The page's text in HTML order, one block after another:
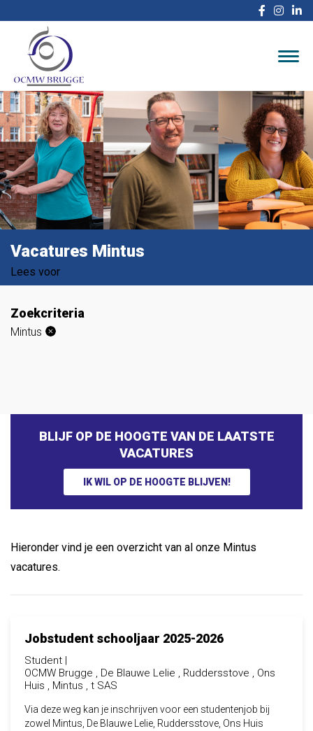
Vacatures Mintus
Lees voor
Zoekcriteria
Mintus
BLIJF OP DE HOOGTE VAN DE LAATSTE
VACATURES
IK WIL OP DE HOOGTE BLIJVEN!
Hieronder vind je een overzicht van al onze Mintus
vacatures.
Jobstudent schooljaar 2025-2026
Student
OCMW Brugge , De Blauwe Lelie , Ruddersstove , Ons
Huis , Mintus , t SAS
Via deze weg kan je inschrijven voor een studentenjob bij
zowel Mintus, De Blauwe Lelie, Ruddersstove, Ons Huis